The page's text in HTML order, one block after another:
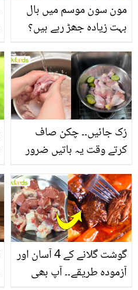
مون سون موسم میں بال
بہت زیادہ جھڑ رہے ہیں؟
بنانے کے چند قدرتی طریقے
رُک جائیں۔۔ چکن صاف
کرتے وقت یہ باتیں ضرور
گوشت گلانے کے 4 آسان اور
آزمودہ طریقے۔۔ آپ بھی